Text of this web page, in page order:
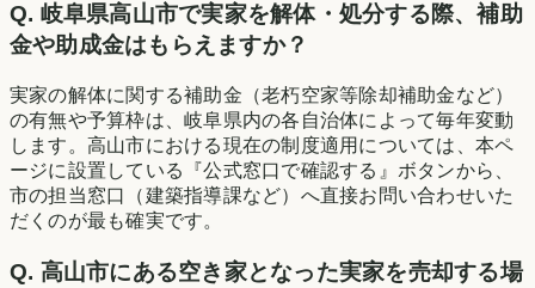
Q. 岐阜県高山市で実家を解体・処分する際、補助
金や助成金はもらえますか？
実家の解体に関する補助金（老朽空家等除却補助金など）
の有無や予算枠は、岐阜県内の各自治体によって毎年変動
します。高山市における現在の制度適用については、本ペ
ージに設置している『公式窓口で確認する』ボタンから、
市の担当窓口（建築指導課など）へ直接お問い合わせいた
だくのが最も確実です。
Q. 高山市にある空き家となった実家を売却する場